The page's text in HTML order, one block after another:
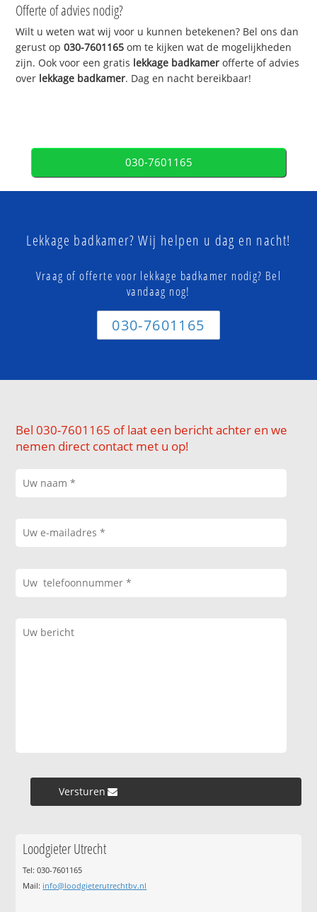
Offerte of advies nodig?
Wilt u weten wat wij voor u kunnen betekenen? Bel ons dan
gerust op030-7601165 om te kijken wat de mogelijkheden
zijn. Ook voor een gratis lekkage badkamer offerte of advies
over lekkage badkamer. Dag en nacht bereikbaar!
030-7601165
Lekkage badkamer? Wij helpen u dag en nacht!
Vraag of offerte voor lekkage badkamer nodig? Bel
vandaag nog!
030-7601165
Bel 030-7601165 of laat een bericht achter en we
nemen direct contact met u op!
Versturen »
Loodgieter Utrecht
Tel: 030-7601165
Mail: info@loodgieterutrechtbv.nl